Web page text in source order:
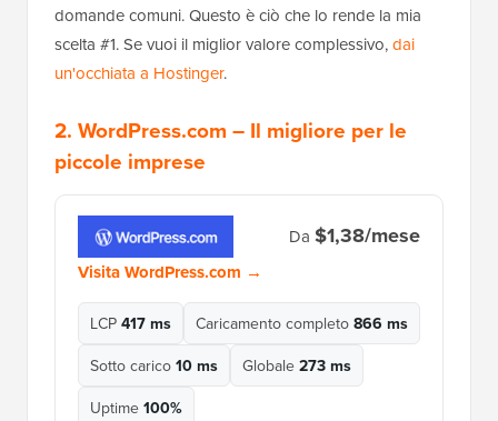
domande comuni. Questo è ciò che lo rende la mia
scelta #1. Se vuoi il miglior valore complessivo,dai
un'occhiata a Hostinger.
2. WordPress.com – Il migliore per le
piccole imprese
Da $1,38/mese
Visita WordPress.com →
LCP 417 ms Caricamento completo 866 ms
Sotto carico 10 ms Globale 273 ms
Uptime 100%